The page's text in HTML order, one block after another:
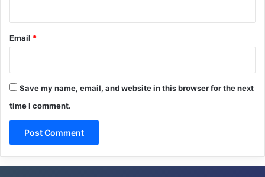
Email *
Save my name, email, and website in this browser for the next
time I comment.